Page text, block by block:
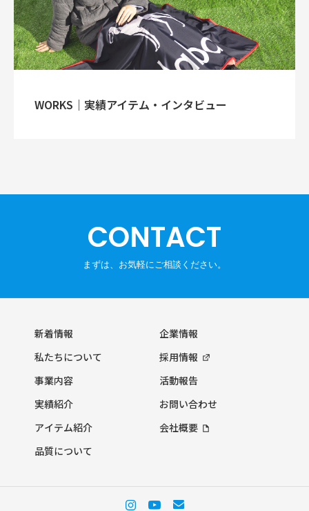
WORKS｜実績アイテム・インタビュー
CONTACT
新着情報
私たちについて
事業内容
実績紹介
アイテム紹介
品質について
企業情報
採用情報
活動報告
お問い合わせ
会社概要